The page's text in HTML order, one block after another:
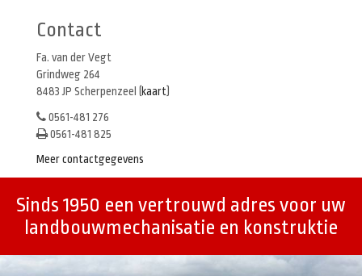
Contact
Fa. van der Vegt
Grindweg 264
8483 JP Scherpenzeel (
kaart
0561-481 276
0561-481 825
Meer contactgegevens
Sinds 1950 een vertrouwd adres voor uw
landbouwmechanisatie en konstruktie